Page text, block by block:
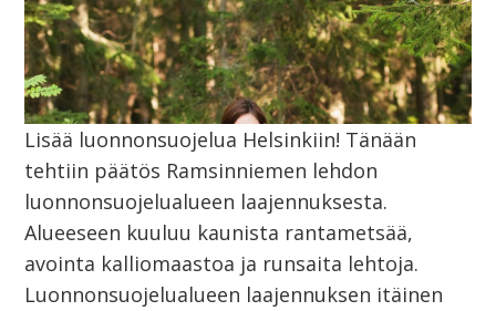
Lisää luonnonsuojelua Helsinkiin! Tänään
tehtiin päätös Ramsinniemen lehdon
luonnonsuojelualueen laajennuksesta.
Alueeseen kuuluu kaunista rantametsää,
avointa kalliomaastoa ja runsaita lehtoja.
Luonnonsuojelualueen laajennuksen itäinen